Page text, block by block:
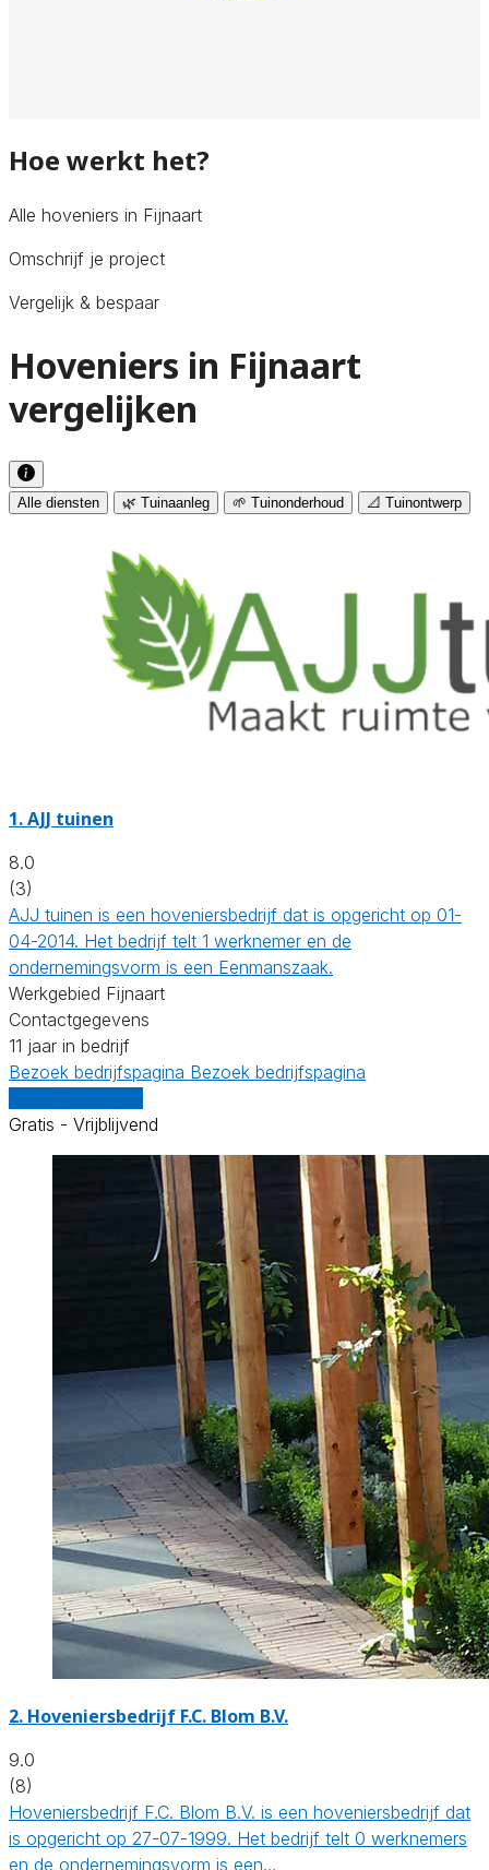
Hoe werkt het?
Alle hoveniers in Fijnaart
Omschrijf je project
Vergelijk & bespaar
Hoveniers in Fijnaart
vergelijken
Alle diensten 🌿 Tuinaanleg 🌱 Tuinonderhoud 📐 Tuinontwerp
1.AJJ tuinen
8.0
(3)
AJJ tuinen is een hoveniersbedrijf dat is opgericht op 01-
04-2014. Het bedrijf telt 1 werknemer en de
ondernemingsvorm is een Eenmanszaak.
Werkgebied Fijnaart
Contactgegevens
11 jaar in bedrijf
Bezoek bedrijfspagina Bezoek bedrijfspagina
Gratis - Vrijblijvend
2. Hoveniersbedrijf F.C. Blom B.V.
9.0
(8)
Hoveniersbedrijf F.C. Blom B.V. is een hoveniersbedrijf dat
is opgericht op 27-07-1999. Het bedrijf telt 0 werknemers
en de ondernemingsvorm is een…